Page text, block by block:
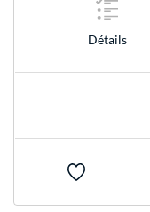
Détails